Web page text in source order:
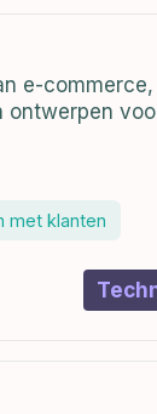
e-
met klanten